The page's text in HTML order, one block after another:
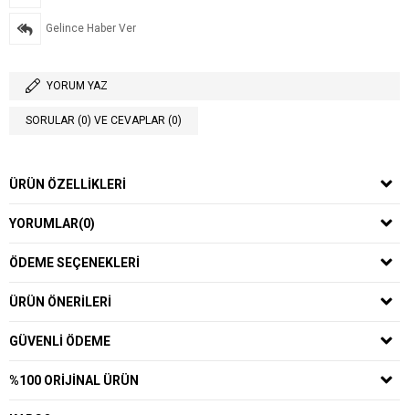
Gelince Haber Ver
YORUM YAZ
SORULAR (0) VE CEVAPLAR (0)
ÜRÜN ÖZELLIKLERI
YORUMLAR(0)
ÖDEME SEÇENEKLERI
ÜRÜN ÖNERILERI
GÜVENLI ÖDEME
%100 ORIJINAL ÜRÜN